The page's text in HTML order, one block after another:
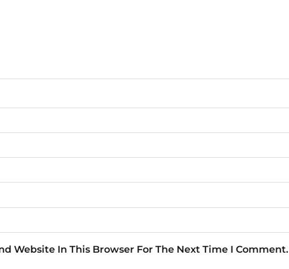
Website In This Browser For The Next Time I Comment.